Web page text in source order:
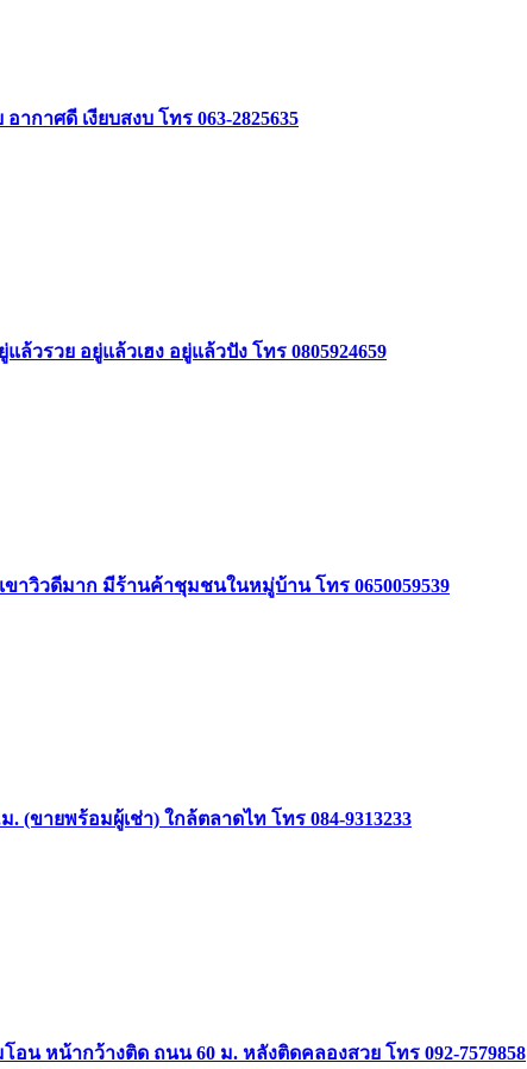
กาศดี เงียบสงบ โทร 063-2825635
รวย อยู่แล้วเฮง อยู่แล้วปัง โทร 0805924659
าวิวดีมาก มีร้านค้าชุมชนในหมู่บ้าน โทร 0650059539
ขายพร้อมผู้เช่า) ใกล้ตลาดไท โทร 084-9313233
น หน้ากว้างติด ถนน 60 ม. หลังติดคลองสวย โทร 092-7579858